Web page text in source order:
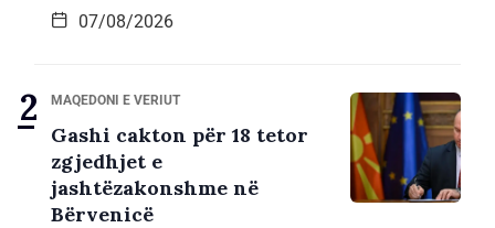
07/08/2026
MAQEDONI E VERIUT
Gashi cakton për 18 tetor
zgjedhjet e
jashtëzakonshme në
Bërvenicë